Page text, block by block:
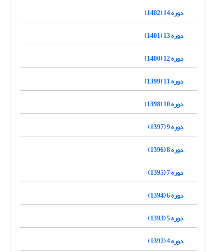
دوره 14 (1402)
دوره 13 (1401)
دوره 12 (1400)
دوره 11 (1399)
دوره 10 (1398)
دوره 9 (1397)
دوره 8 (1396)
دوره 7 (1395)
دوره 6 (1394)
دوره 5 (1393)
دوره 4 (1392)